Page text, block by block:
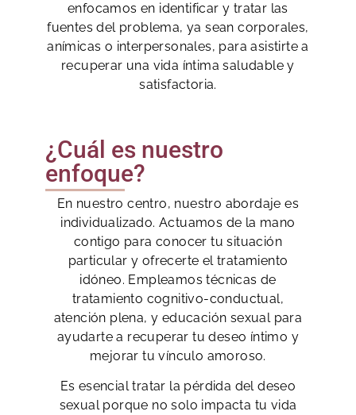
enfocamos en identificar y tratar las
fuentes del problema, ya sean corporales,
anímicas o interpersonales, para asistirte a
recuperar una vida íntima saludable y
satisfactoria.
¿Cuál es nuestro
enfoque?
En nuestro centro, nuestro abordaje es
individualizado. Actuamos de la mano
contigo para conocer tu situación
particular y ofrecerte el tratamiento
idóneo. Empleamos técnicas de
tratamiento cognitivo-conductual,
atención plena, y educación sexual para
ayudarte a recuperar tu deseo íntimo y
mejorar tu vínculo amoroso.
Es esencial tratar la pérdida del deseo
sexual porque no solo impacta tu vida